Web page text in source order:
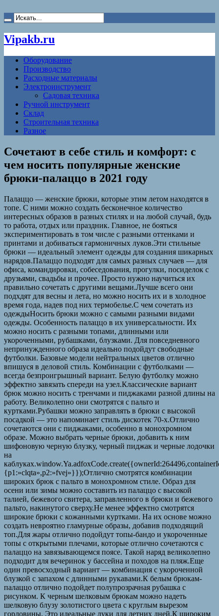
Vipakb.ru
Оборудование
Производство
Расходные материалы
Электроинструмент
Садовая техника
Ручной инструмент
Склад
Строительная техника
Разное
Сочетают в себе стиль и комфорт: с
чем носить популярные женские
брюки-палаццо в 2021 году
Палаццо — женские брюки, которые этим летом находятся в
топе. С ними можно создать бесконечное количество
интересных образов в разных стилях и на любой случай, будь
то работа, отдых или праздник. Главное, не бояться
экспериментировать в том числе с разными оттенками и
принтами и добиваться гармоничных луков.Эти стильные
брюки — идеальный элемент одежды для создания шикарных
нарядов.Палаццо подходят для самых разных случаев — для
офиса, командировки, собеседования, прогулки, посиделок с
друзьями, свадьбы и прочее. Просто нужно научиться их
правильно сочетать с другими вещами.Лучше всего они
подхдят для весны и лета, но можно носить их и в холодное
время года, надев под них термобелье.С чем сочетать из
одеждыНосить брюки можно с самыми разными видами
одежды. Особенность палаццо в их универсальности. Их
можно носить с разными топами, длинными или
укороченными, рубашками, блузками. Для повседневного
непринужденного образа идеально подойдут свободные
футболки. Базовые модели нейтральных цветов отлично
впишуся в деловой стиль. Комбинации с футболками —
всегда безпроигрышный вариант. Белую футболку можно
эффектно завязать спереди на узел.Классические вариант
брюк можно носить с тренчами и пиджаками разной длины на
работу. Великолепно они смотрятся с пальто и
куртками.Рубашки можно заправлять в брюки с высокой
посадкой — это напоминает стиль дискотек 70-х.Отлично
сочетаются они с пиджаками, особенно в монохромном
образе. Можно выбрать черные брюки, добавить к ним
шифоновую черную блузку, черный пиджак и черные лодочки
на
{p1:»clqta»,p2:»fvej»}});Отлично смотрятся комбинации
широких брюк с пальто в монохромном стиле. Образ для
осени или зимы можно составить из палаццо с высокой
талией, бежевого свитера, заправленного в брюки и бежевого
пальто, накинутого сверху.Не менее эффектно смотрятся
широкие брюки с кожанными куртками. На их основе можно
создать невроятно гламурные образы, добавив подходящий
топ.Для жары отлично подойдут топы-бандо и укороченные
топы с открытыми плечами, которые отлично сочетаются с
палаццо на завязывающемся поясе. Такой наряд великолепно
подходит для вечеринок у бассейна и походов на пляж.Еще
один превосходный вариант — комбинация с укороченной
блузкой с запахом с длинными рукавами.К белым брюкам-
палаццо отлично подойдет полупрозрачная рубашка с
рисунком. К черным шелковым брюкам можно надеть
шелковую блузу золотистого цвета с круглым вырезом
горловины. Это идеальные луки для летних дней.К широким